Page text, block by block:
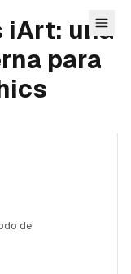
iArt: una
para
de